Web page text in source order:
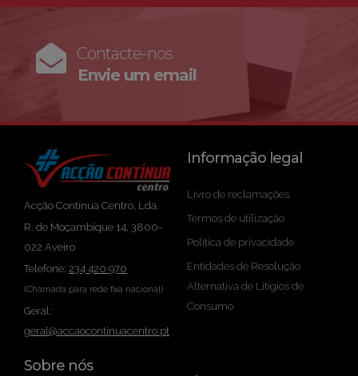
Contacte-nos
Envie um email
Acção Contínua Centro, Lda.
R. de Moçambique 14, 3800-
022 Aveiro
Telefone: 234 420 970
(Chamada para rede fixa nacional)
Geral:
geral@accaocontinuacentro.pt
Informação legal
Livro de reclamações
Termos de utilização
Política de privacidade
Entidades de Resolução
Alternativa de Litígios de
Consumo
Sobre nós